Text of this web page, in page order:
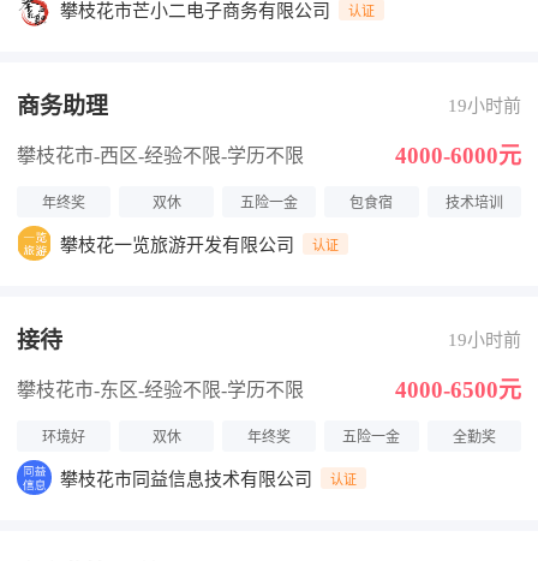
攀枝花市芒小二电子商务有限公司 认证
商务助理 19小时前
攀枝花市-西区-经验不限-学历不限 4000-6000元
年终奖 双休 五险一金 包食宿 技术培训
攀枝花一览旅游开发有限公司 认证
接待 19小时前
攀枝花市-东区-经验不限-学历不限 4000-6500元
环境好 双休 年终奖 五险一金 全勤奖
攀枝花市同益信息技术有限公司 认证